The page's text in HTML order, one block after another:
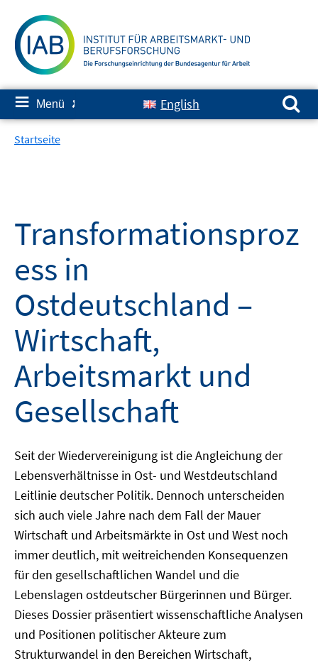
zum
Inhalt
≡ Menü ✘ English
Suchen nach:
Startseite
Transformationsproz
ess in
Ostdeutschland –
Wirtschaft,
Arbeitsmarkt und
Gesellschaft
Seit der Wiedervereinigung ist die Angleichung der
Lebensverhältnisse in Ost- und Westdeutschland
Leitlinie deutscher Politik. Dennoch unterscheiden
sich auch viele Jahre nach dem Fall der Mauer
Wirtschaft und Arbeitsmärkte in Ost und West noch
immer deutlich, mit weitreichenden Konsequenzen
für den gesellschaftlichen Wandel und die
Lebenslagen ostdeutscher Bürgerinnen und Bürger.
Dieses Dossier präsentiert wissenschaftliche Analysen
und Positionen politischer Akteure zum
Strukturwandel in den Bereichen Wirtschaft,